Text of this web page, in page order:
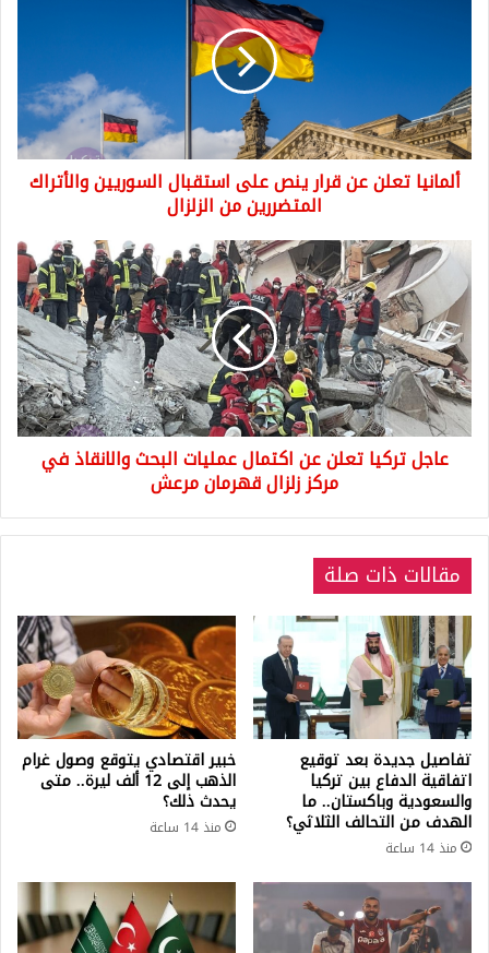
على
استقبال
السوريين
والأتراك
المتضررين
ألمانيا تعلن عن قرار ينص على استقبال السوريين والأتراك
المتضررين من الزلزال
عاجل
تركيا
تعلن
عن
اكتمال
عمليات
البحث
والانقاذ
في
مركز
مرعش
عاجل تركيا تعلن عن اكتمال عمليات البحث والانقاذ في
مركز زلزال قهرمان مرعش
مقالات ذات صلة
تفاصيل جديدة بعد توقيع
اتفاقية الدفاع بين تركيا
والسعودية وباكستان.. ما
الهدف من التحالف الثلاثي؟
منذ 14 ساعة
خبير اقتصادي يتوقع وصول غرام
الذهب إلى 12 ألف ليرة.. متى
يحدث ذلك؟
منذ 14 ساعة